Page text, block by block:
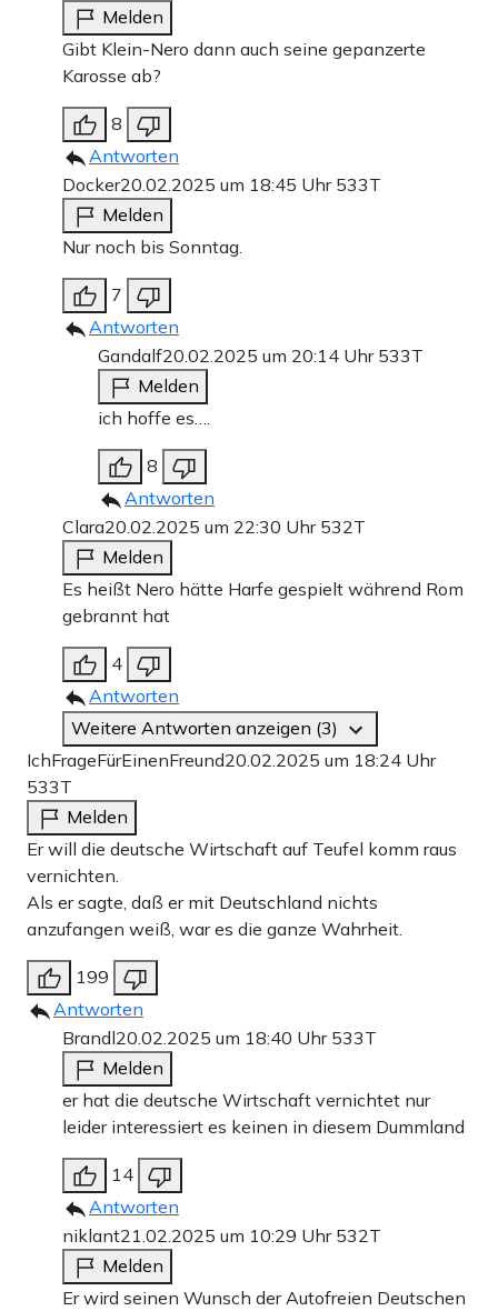
Melden
Gibt Klein-Nero dann auch seine gepanzerte
Karosse ab?
8
Antworten
Docker20.02.2025 um 18:45 Uhr 533T
Melden
Nur noch bis Sonntag.
7
Antworten
Gandalf20.02.2025 um 20:14 Uhr 533T
Melden
ich hoffe es….
8
Antworten
Clara20.02.2025 um 22:30 Uhr 532T
Melden
Es heißt Nero hätte Harfe gespielt während Rom
gebrannt hat
4
Antworten
Weitere Antworten anzeigen (3)
IchFrageFürEinenFreund20.02.2025 um 18:24 Uhr
533T
Melden
Er will die deutsche Wirtschaft auf Teufel komm raus
vernichten.
Als er sagte, daß er mit Deutschland nichts
anzufangen weiß, war es die ganze Wahrheit.
199
Antworten
Brandl20.02.2025 um 18:40 Uhr 533T
Melden
er hat die deutsche Wirtschaft vernichtet nur
leider interessiert es keinen in diesem Dummland
14
Antworten
niklant21.02.2025 um 10:29 Uhr 532T
Melden
Er wird seinen Wunsch der Autofreien Deutschen